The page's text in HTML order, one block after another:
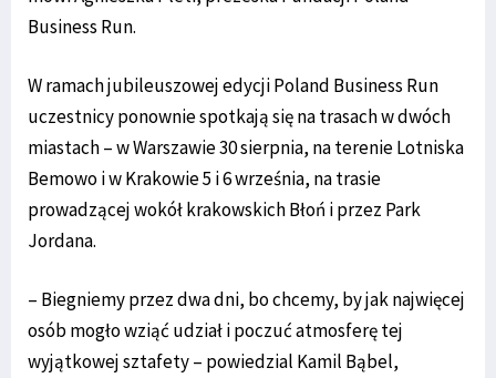
Business Run.
W ramach jubileuszowej edycji Poland Business Run
uczestnicy ponownie spotkają się na trasach w dwóch
miastach – w Warszawie 30 sierpnia, na terenie Lotniska
Bemowo i w Krakowie 5 i 6 września, na trasie
prowadzącej wokół krakowskich Błoń i przez Park
Jordana.
– Biegniemy przez dwa dni, bo chcemy, by jak najwięcej
osób mogło wziąć udział i poczuć atmosferę tej
wyjątkowej sztafety – powiedzial Kamil Bąbel,